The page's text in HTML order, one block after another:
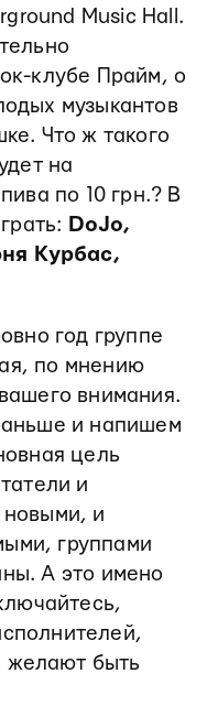
Music Hall.
клубе Прайм, о
музыкантов
Что ж такого
на
по 10 грн.? В
DoJo,
Курбас,
год группе
по мнению
внимания.
и напишем
цель
и
и
группами
А это имено
желают быть